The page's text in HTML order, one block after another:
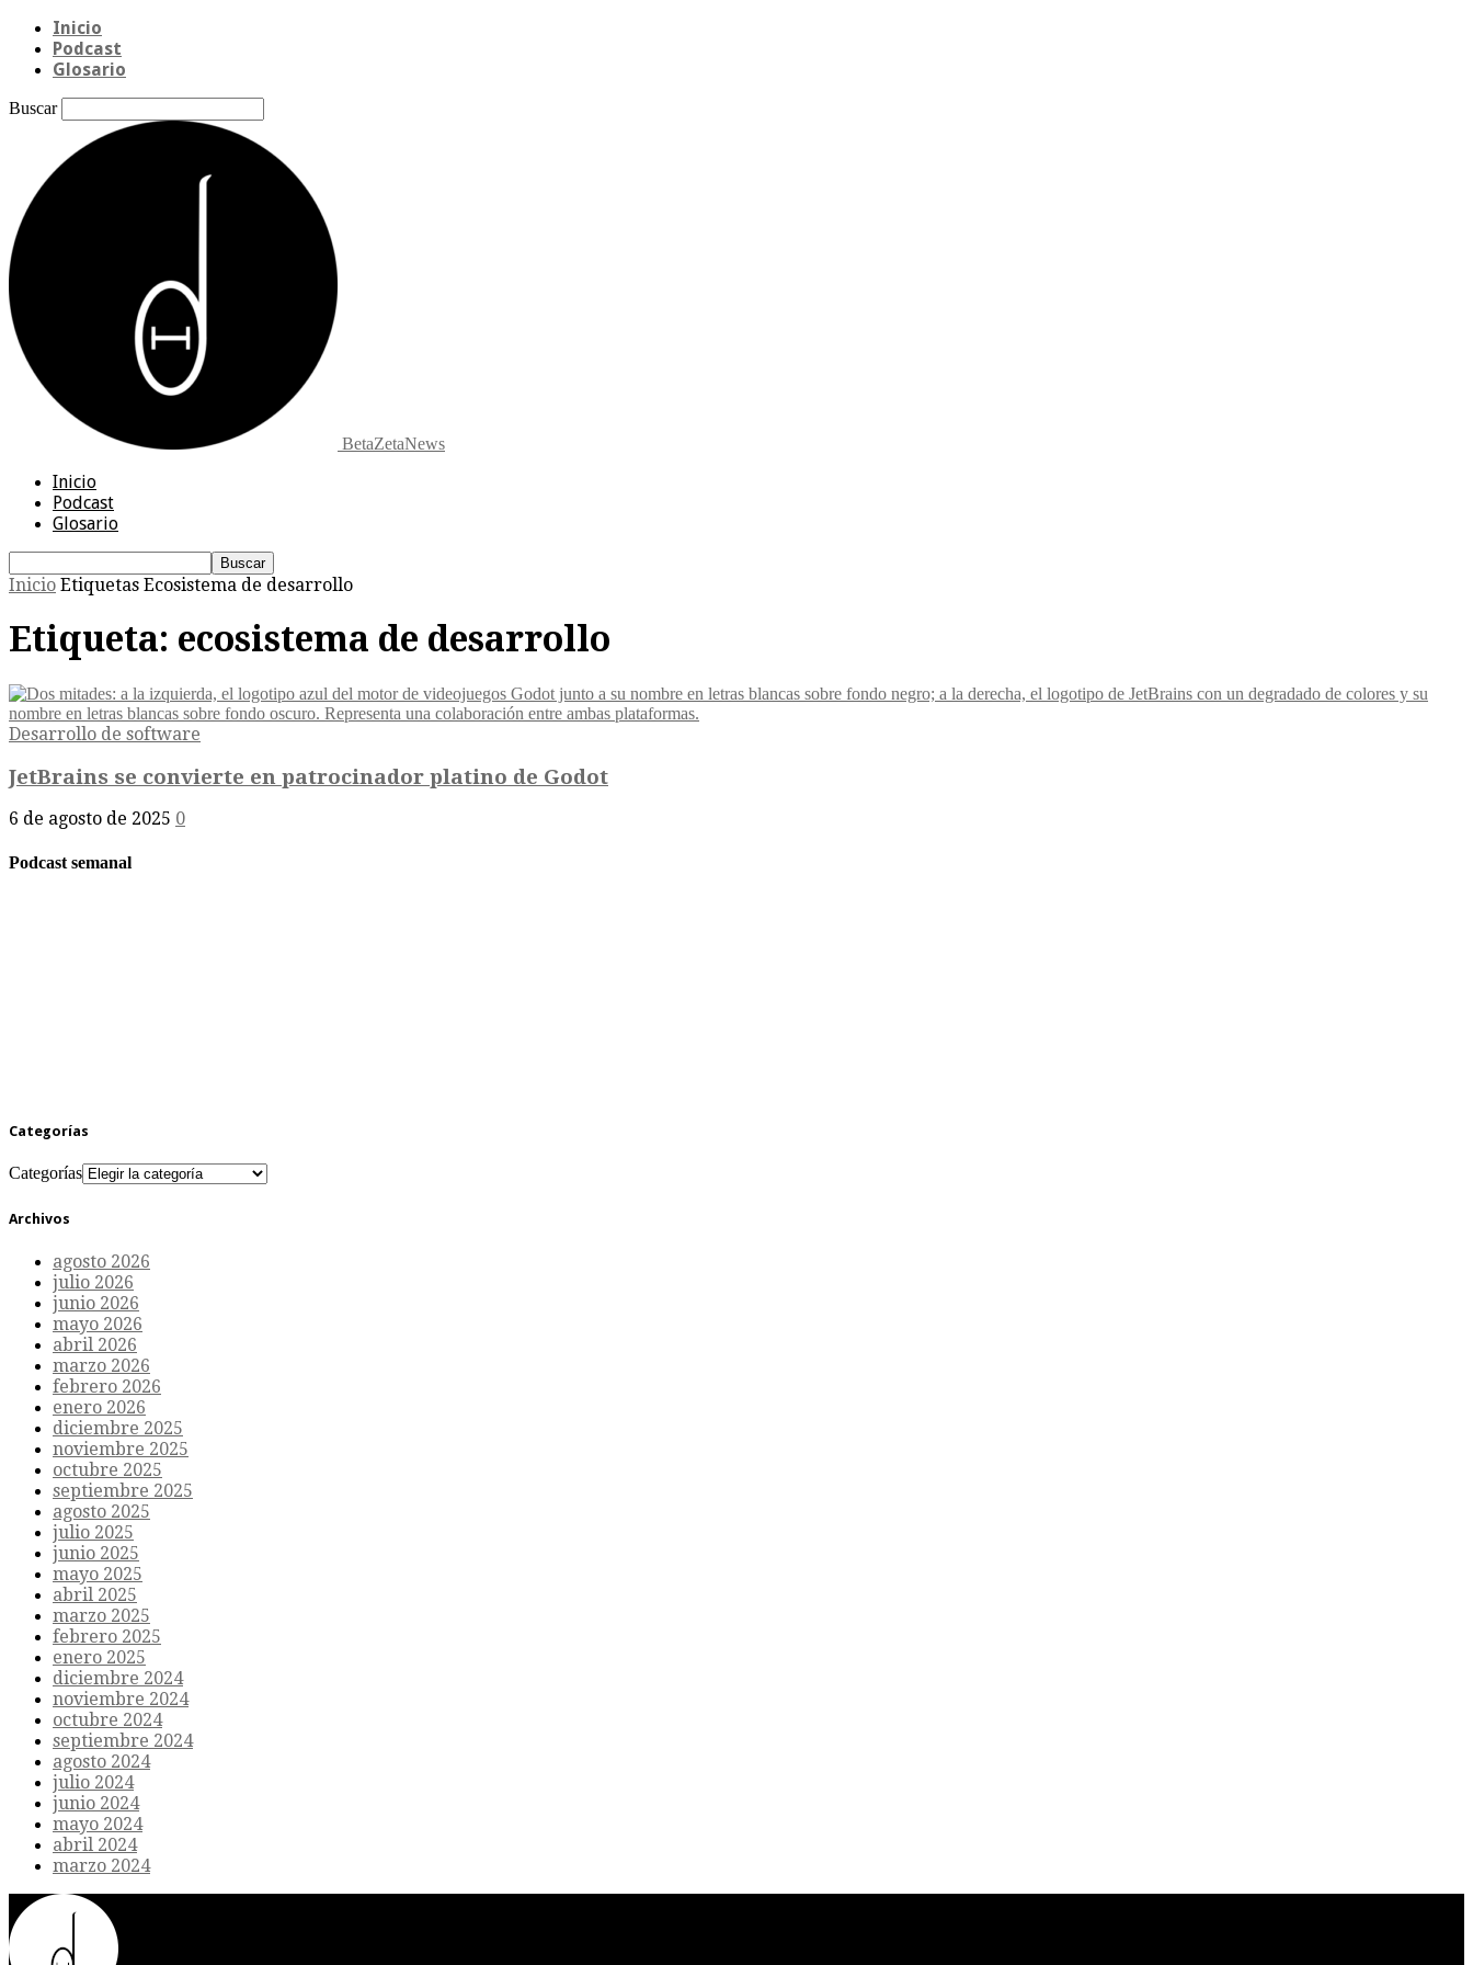
Inicio
Podcast
Glosario
Buscar
BetaZetaNews
Inicio
Podcast
Glosario
Inicio Etiquetas Ecosistema de desarrollo
Etiqueta: ecosistema de desarrollo
Desarrollo de software
JetBrains se convierte en patrocinador platino de Godot
6 de agosto de 2025 0
Podcast semanal
Categorías
Categorías
Archivos
agosto 2026
julio 2026
junio 2026
mayo 2026
abril 2026
marzo 2026
febrero 2026
enero 2026
diciembre 2025
noviembre 2025
octubre 2025
septiembre 2025
agosto 2025
julio 2025
junio 2025
mayo 2025
abril 2025
marzo 2025
febrero 2025
enero 2025
diciembre 2024
noviembre 2024
octubre 2024
septiembre 2024
agosto 2024
julio 2024
junio 2024
mayo 2024
abril 2024
marzo 2024